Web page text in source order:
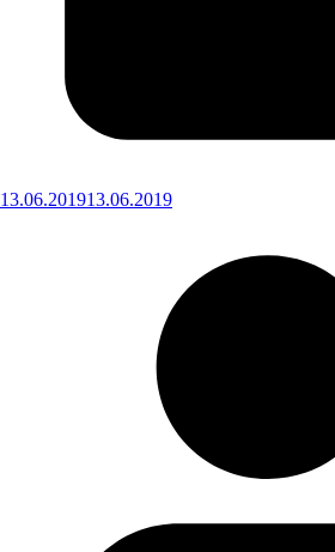
13.06.201913.06.2019